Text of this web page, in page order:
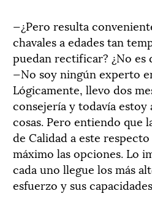
—¿Pero resulta
chavales a edades tan
puedan rectificar? ¿No es
—No soy ningún experto
Lógicamente, llevo dos
consejería y todavía
cosas. Pero entiendo que
de Calidad a este
máximo las opciones. Lo
cada uno llegue los más
esfuerzo y sus